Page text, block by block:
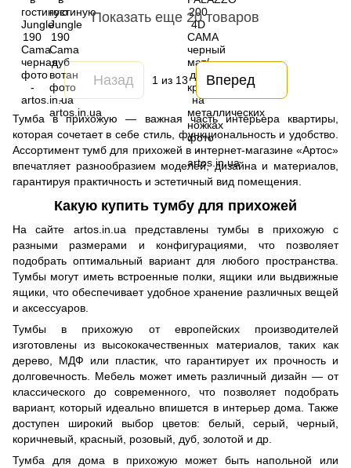
Показать еще 20 товаров
Назад 1 из 13 Вперед
Тумба в прихожую — важная часть интерьера квартиры,
которая сочетает в себе стиль, функциональность и удобство.
Ассортимент тумб для прихожей в интернет-магазине «Артос»
впечатляет разнообразием моделей, дизайна и материалов,
гарантируя практичность и эстетичный вид помещения.
Какую купить тумбу для прихожей
На сайте artos.in.ua представлены тумбы в прихожую с
разными размерами и конфигурациями, что позволяет
подобрать оптимальный вариант для любого пространства.
Тумбы могут иметь встроенные полки, ящики или выдвижные
ящики, что обеспечивает удобное хранение различных вещей
и аксессуаров.
Тумбы в прихожую от европейских производителей
изготовлены из высококачественных материалов, таких как
дерево, МДФ или пластик, что гарантирует их прочность и
долговечность. Мебель может иметь различный дизайн — от
классического до современного, что позволяет подобрать
вариант, который идеально впишется в интерьер дома. Также
доступен широкий выбор цветов: белый, серый, черный,
коричневый, красный, розовый, дуб, золотой и др.
Тумба для дома в прихожую может быть напольной или